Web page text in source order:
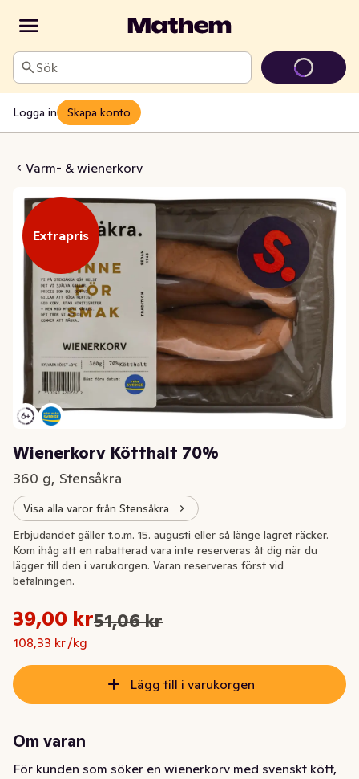
Sök
Logga in Skapa konto
Varm- & wienerkorv
Kötthalt 70%
Extrapris
Wienerkorv Kötthalt 70%
360 g, Stensåkra
Visa alla varor från Stensåkra
Extrapris
Ursprungspriset var: 51,06 kr
Nuvarande pris är: 39,00 kr
39,00 kr51,06 kr
108,33 kr /kg
Styckpris: 108,33 kr /kg
Erbjudandet gäller t.o.m. 15. augusti eller så länge lagret räcker.
Kom ihåg att en rabatterad vara inte reserveras åt dig när du
lägger till den i varukorgen. Varan reserveras först vid
betalningen.
Lägg till i varukorgen
Om varan
För kunden som söker en wienerkorv med svenskt kött,